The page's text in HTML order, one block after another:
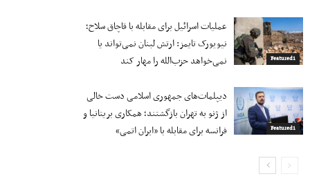
Featured1
عملیات اسرائیل برای مقابله با قاچاق سلاح؛
نیویورک تایمز: ارتش لبنان نمی‌تواند یا
نمی‌خواهد حزب‌الله را مهار کند
Featured1
دیپلمات‌های جمهوری اسلامی دست خالی
از ژنو به تهران بازگشتند؛ همکاری بریتانیا و
فرانسه برای مقابله با «ایران اتمی»